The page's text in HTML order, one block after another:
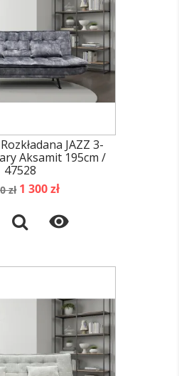
JAZZ 3-
Aksamit 195cm /
47528
zł Cena
1 300 zł
